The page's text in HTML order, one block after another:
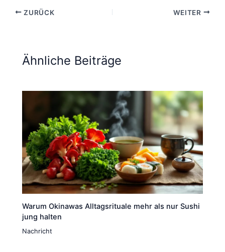
ZURÜCK WEITER
Ähnliche Beiträge
Warum Okinawas Alltagsrituale mehr als nur Sushi
jung halten
Nachricht